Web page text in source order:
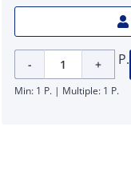
- + P.
Min: 1 P. | Multiple: 1 P.